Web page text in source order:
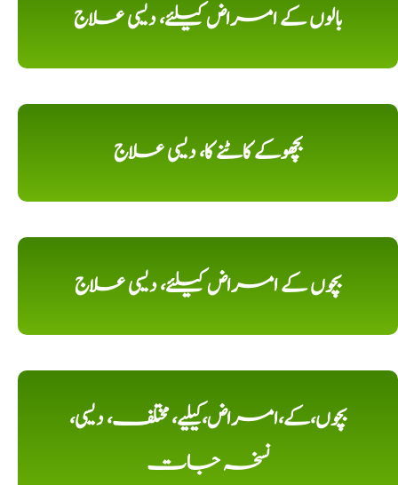
بالوں کے امراض کیلئے، دیسی علاج
بچھوکے کاٹنے کا، دیسی علاج
بچوں کے امراض کیلئے، دیسی علاج
بچوں،کے،امراض،کیلیے، مختلف، دیسی،
نسخہ جات